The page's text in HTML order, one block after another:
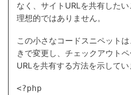
なく、サイトURLを共有した
理想的ではありません。
この小さなコードスニペット
きで変更し、チェックアウト
URLを共有する方法を示してい
<?php